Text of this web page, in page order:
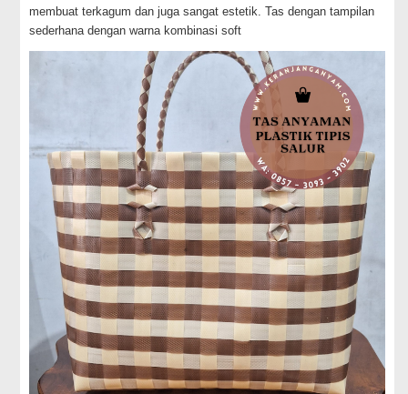
membuat terkagum dan juga sangat estetik. Tas dengan tampilan
sederhana dengan warna kombinasi soft